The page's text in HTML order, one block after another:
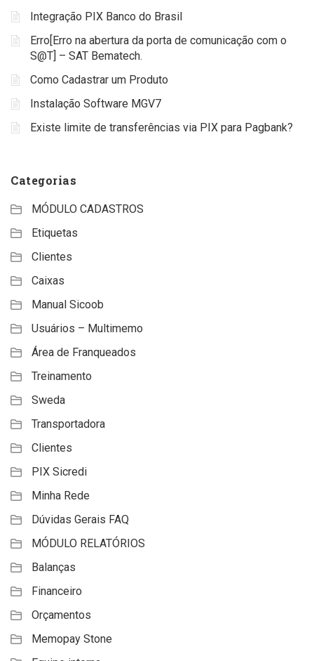
Integração PIX Banco do Brasil
Erro[Erro na abertura da porta de comunicação com o
S@T] – SAT Bematech.
Como Cadastrar um Produto
Instalação Software MGV7
Existe limite de transferências via PIX para Pagbank?
Categorias
MÓDULO CADASTROS
Etiquetas
Clientes
Caixas
Manual Sicoob
Usuários – Multimemo
Área de Franqueados
Treinamento
Sweda
Transportadora
Clientes
PIX Sicredi
Minha Rede
Dúvidas Gerais FAQ
MÓDULO RELATÓRIOS
Balanças
Financeiro
Orçamentos
Memopay Stone